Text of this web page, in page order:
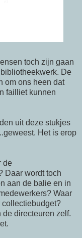
toch zijn gaan
De
om ons heen dat
failliet kunnen
uit deze stukjes
Het is erop
de
Daar wordt toch
aan de balie en in
Waar
directeuren zelf.